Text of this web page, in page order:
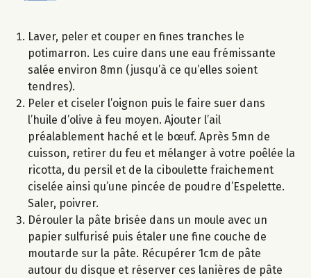
Laver, peler et couper en fines tranches le
potimarron. Les cuire dans une eau frémissante
salée environ 8mn (jusqu’à ce qu’elles soient
tendres).
Peler et ciseler l’oignon puis le faire suer dans
l’huile d’olive à feu moyen. Ajouter l’ail
préalablement haché et le bœuf. Après 5mn de
cuisson, retirer du feu et mélanger à votre poêlée la
ricotta, du persil et de la ciboulette fraichement
ciselée ainsi qu’une pincée de poudre d’Espelette.
Saler, poivrer.
Dérouler la pâte brisée dans un moule avec un
papier sulfurisé puis étaler une fine couche de
moutarde sur la pâte. Récupérer 1cm de pâte
autour du disque et réserver ces lanières de pâte